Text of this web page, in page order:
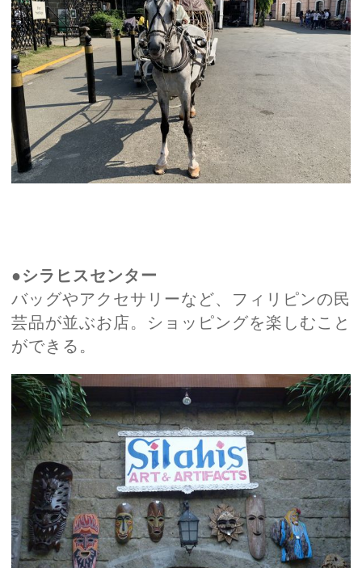
●シラヒスセンター
バッグやアクセサリーなど、フィリピンの民
芸品が並ぶお店。ショッピングを楽しむこと
ができる。